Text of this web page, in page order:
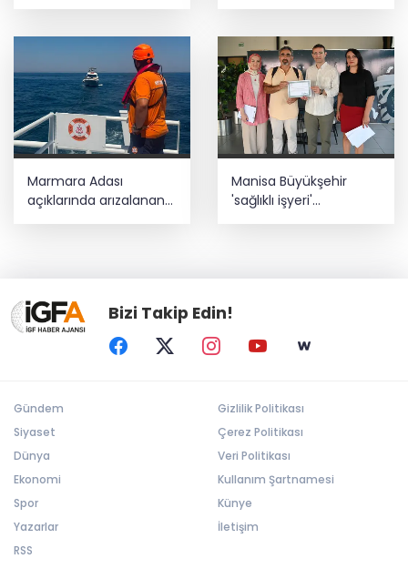
Marmara Adası
açıklarında arızalanan
tekne kurtarıldı
Manisa Büyükşehir
'sağlıklı işyeri'
sertifikasına kavuştu
Bizi Takip Edin!
Gündem
Siyaset
Dünya
Ekonomi
Spor
Yazarlar
RSS
Gizlilik Politikası
Çerez Politikası
Veri Politikası
Kullanım Şartnamesi
Künye
İletişim